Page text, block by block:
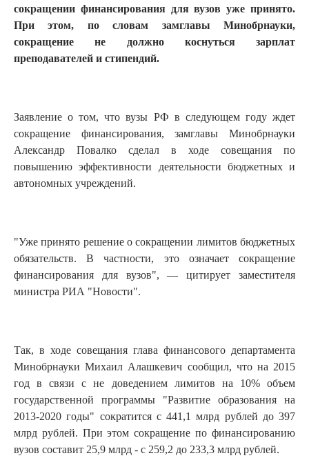
сокращении финансирования для вузов уже принято.
При этом, по словам замглавы Минобрнауки,
сокращение не должно коснуться зарплат
преподавателей и стипендий.
Заявление о том, что вузы РФ в следующем году ждет
сокращение финансирования, замглавы Минобрнауки
Александр Повалко сделал в ходе совещания по
повышению эффективности деятельности бюджетных и
автономных учреждений.
"Уже принято решение о сокращении лимитов бюджетных
обязательств. В частности, это означает сокращение
финансирования для вузов", — цитирует заместителя
министра РИА "Новости".
Так, в ходе совещания глава финансового департамента
Минобрнауки Михаил Алашкевич сообщил, что на 2015
год в связи с не доведением лимитов на 10% объем
государственной программы "Развитие образования на
2013-2020 годы" сократится с 441,1 млрд рублей до 397
млрд рублей. При этом сокращение по финансированию
вузов составит 25,9 млрд - с 259,2 до 233,3 млрд рублей.